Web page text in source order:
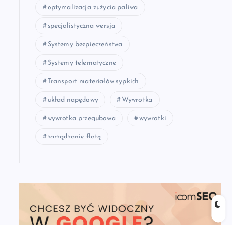
optymalizacja zużycia paliwa
specjalistyczna wersja
Systemy bezpieczeństwa
Systemy telematyczne
Transport materiałów sypkich
układ napędowy Wywrotka
wywrotka przegubowa wywrotki
zarządzanie flotą